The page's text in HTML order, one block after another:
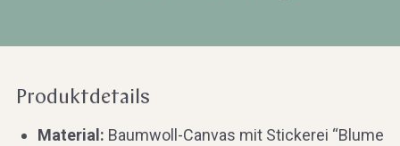
Produktdetails
Material: Baumwoll-Canvas mit Stickerei “Blume